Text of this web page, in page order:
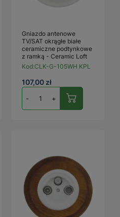
Gniazdo antenowe
TV/SAT okrągłe białe
ceramiczne podtynkowe
z ramką - Ceramic Loft
Kod:CLK-G-105WH KPL
107,00 zł
- +